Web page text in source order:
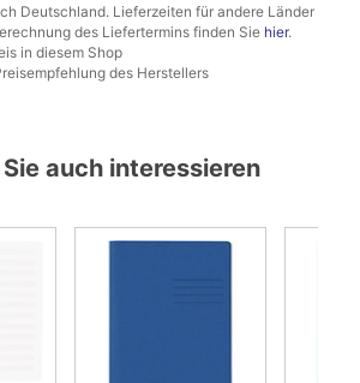
Deutschland. Lieferzeiten für andere Länder
des Liefertermins finden Sie hier.
in diesem Shop
des Herstellers
auch interessieren